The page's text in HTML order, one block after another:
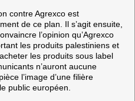
contre Agrexco est
de ce plan. Il s’agit ensuite,
l’opinion qu’Agrexco
les produits palestiniens et
les produits sous label
n’auront aucune
l’image d’une filière
public européen.